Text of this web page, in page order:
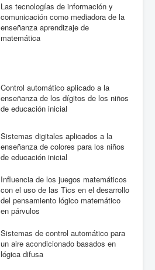
Las tecnologías de información y
comunicación como mediadora de la
enseñanza aprendizaje de
matemática
Control automático aplicado a la
enseñanza de los dígitos de los niños
de educación inicial
Sistemas digitales aplicados a la
enseñanza de colores para los niños
de educación inicial
Influencia de los juegos matemáticos
con el uso de las Tics en el desarrollo
del pensamiento lógico matemático
en párvulos
Sistemas de control automático para
un aire acondicionado basados en
lógica difusa